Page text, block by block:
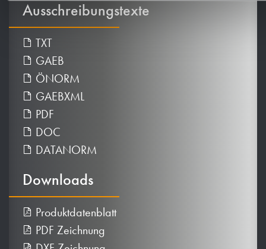
Ausschreibungstexte
TXT
GAEB
ÖNORM
GAEBXML
PDF
DOC
DATANORM
Downloads
Produktdatenblatt
PDF Zeichnung